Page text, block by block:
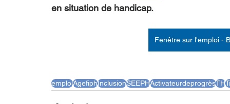
en situation de handicap.
Fenêtre sur l'emploi -
emploiAgefiphInclusionSEEPHActivateurdeprogrèsTH